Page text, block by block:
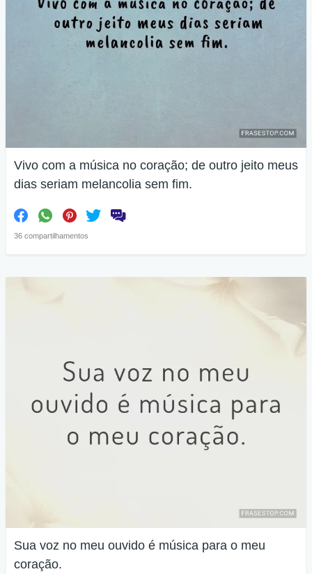
Vivo com a música no coração; de outro jeito meus
dias seriam melancolia sem fim.
36 compartilhamentos
Sua voz no meu ouvido é música para o meu
coração.